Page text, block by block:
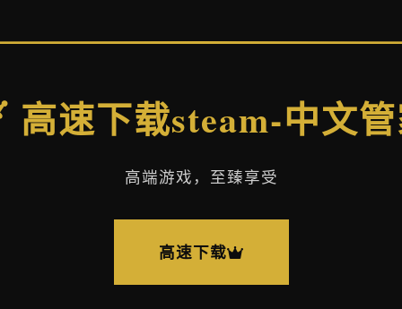
速下载steam-中文
高端游戏，至臻享受
高速下载